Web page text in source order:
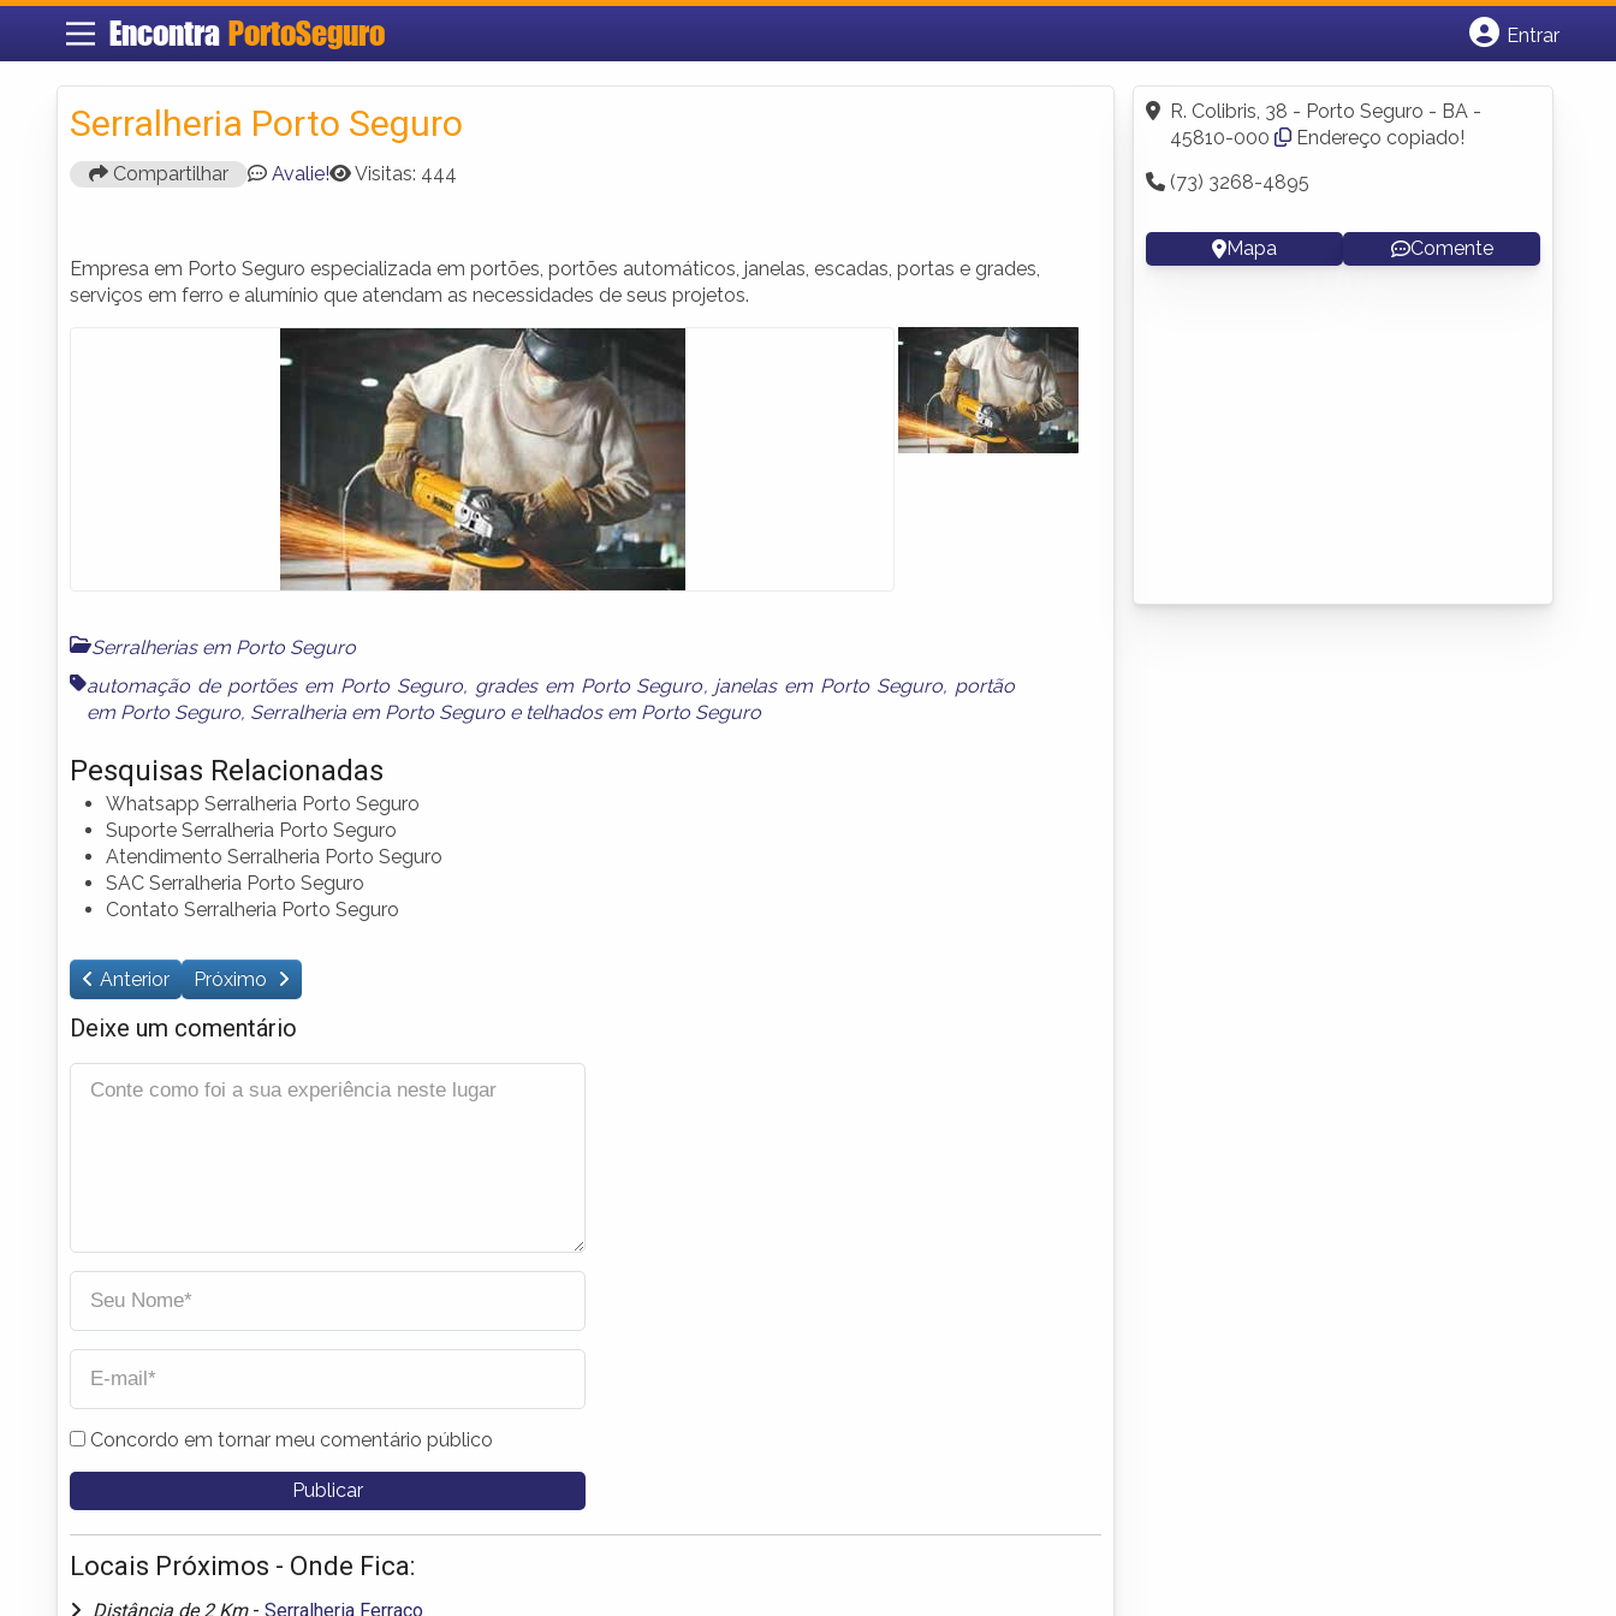
Encontra PortoSeguro
Entrar
Fazer login
Criar conta
Serralheria Porto Seguro
Compartilhar Avalie! Visitas: 444
Empresa em Porto Seguro especializada em portões, portões automáticos, janelas, escadas, portas e grades,
serviços em ferro e alumínio que atendam as necessidades de seus projetos.
Serralherias em Porto Seguro
automação de portões em Porto Seguro, grades em Porto Seguro, janelas em Porto Seguro, portão
em Porto Seguro, Serralheria em Porto Seguro e telhados em Porto Seguro
Pesquisas Relacionadas
Whatsapp Serralheria Porto Seguro
Suporte Serralheria Porto Seguro
Atendimento Serralheria Porto Seguro
SAC Serralheria Porto Seguro
Contato Serralheria Porto Seguro
Anterior Próximo
Deixe um comentário
Concordo em tornar meu comentário público
Locais Próximos - Onde Fica:
Distância de 2 Km - Serralheria Ferraço
R. Colibris, 38 - Porto Seguro - BA -
45810-000
Endereço copiado!
(73) 3268-4895
Mapa Comente